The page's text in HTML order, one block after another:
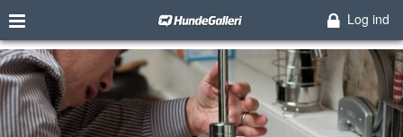
Log ind